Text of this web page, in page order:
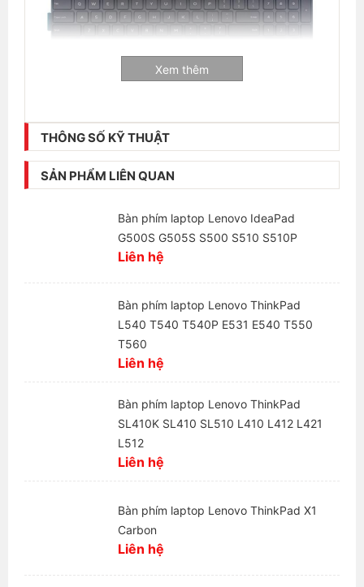
Thông tin liên hệ:
Laptop Hải Đăng - Chuyên mua bán và sửa chữa
laptop
28 Thái Hà, Trung Liệt, Đống Đa, Hà Nội
https://laptophaidang.com
Xem thêm
THÔNG SỐ KỸ THUẬT
SẢN PHẨM LIÊN QUAN
Bàn phím laptop Lenovo IdeaPad
G500S G505S S500 S510 S510P
Liên hệ
Bàn phím laptop Lenovo ThinkPad
L540 T540 T540P E531 E540 T550
T560
Liên hệ
Bàn phím laptop Lenovo ThinkPad
SL410K SL410 SL510 L410 L412 L421
L512
Liên hệ
Bàn phím laptop Lenovo ThinkPad X1
Carbon
Liên hệ